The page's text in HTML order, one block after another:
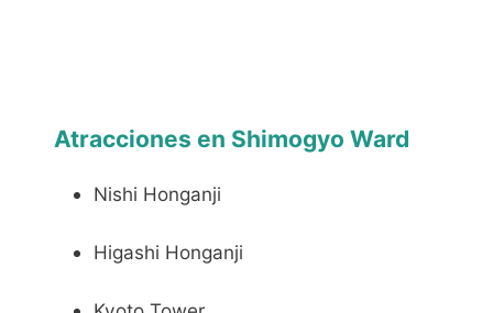
Atracciones en Shimogyo Ward
Nishi Honganji
Higashi Honganji